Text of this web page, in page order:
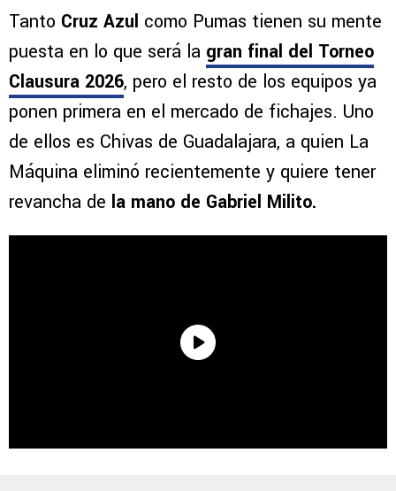
Tanto Cruz Azul como Pumas tienen su mente
puesta en lo que será la gran final del Torneo
Clausura 2026, pero el resto de los equipos ya
ponen primera en el mercado de fichajes. Uno
de ellos es Chivas de Guadalajara, a quien La
Máquina eliminó recientemente y quiere tener
revancha de la mano de Gabriel Milito.